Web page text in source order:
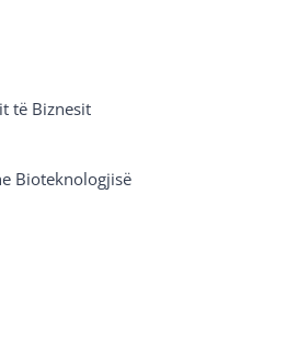
të Biznesit
Bioteknologjisë